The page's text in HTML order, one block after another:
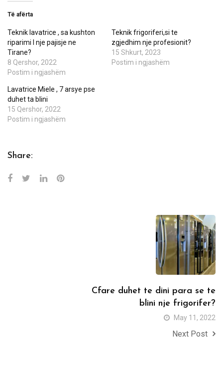
Të afërta
Teknik lavatrice , sa kushton
riparimi I nje pajisje ne
Tirane?
8 Qershor, 2022
Postim i ngjashëm
Teknik frigoriferi,si te
zgjedhim nje profesionit?
15 Shkurt, 2023
Postim i ngjashëm
Lavatrice Miele , 7 arsye pse
duhet ta blini
15 Qershor, 2022
Postim i ngjashëm
Share:
Cfare duhet te dini para se te
blini nje frigorifer?
May 11, 2022
Next Post